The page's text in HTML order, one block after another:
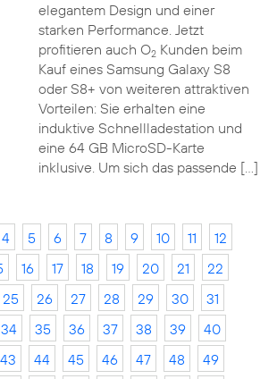
elegantem Design und einer
starken Performance. Jetzt
profitieren auch O2Kunden beim
Kauf eines Samsung Galaxy S8
oder S8+ von weiteren attraktiven
Vorteilen: Sie erhalten eine
induktive Schnellladestation und
eine 64 GB MicroSD-Karte
inklusive. Um sich das passende […]
4 5 6 7 8 9 10 11
12
16 17 18 19 20 21
22
25 26 27 28 29 30
31
34 35 36 37 38 39
40
43 44 45 46 47 48
49